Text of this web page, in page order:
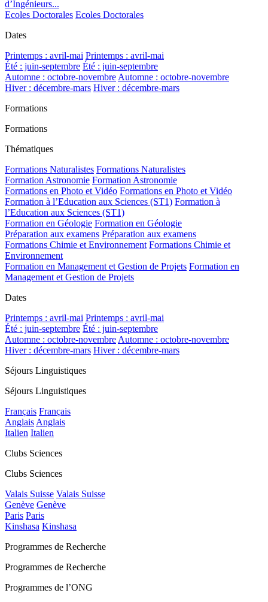
d’Ingénieurs...
Ecoles Doctorales Ecoles Doctorales
Dates
Printemps : avril-mai Printemps : avril-mai
Été : juin-septembre Été : juin-septembre
Automne : octobre-novembre Automne : octobre-novembre
Hiver : décembre-mars Hiver : décembre-mars
Formations
Formations
Thématiques
Formations Naturalistes Formations Naturalistes
Formation Astronomie Formation Astronomie
Formations en Photo et Vidéo Formations en Photo et Vidéo
Formation à l’Education aux Sciences (ST1) Formation à
l’Education aux Sciences (ST1)
Formation en Géologie Formation en Géologie
Préparation aux examens Préparation aux examens
Formations Chimie et Environnement Formations Chimie et
Environnement
Formation en Management et Gestion de Projets Formation en
Management et Gestion de Projets
Dates
Printemps : avril-mai Printemps : avril-mai
Été : juin-septembre Été : juin-septembre
Automne : octobre-novembre Automne : octobre-novembre
Hiver : décembre-mars Hiver : décembre-mars
Séjours Linguistiques
Séjours Linguistiques
Français Français
Anglais Anglais
Italien Italien
Clubs Sciences
Clubs Sciences
Valais Suisse Valais Suisse
Genève Genève
Paris Paris
Kinshasa Kinshasa
Programmes de Recherche
Programmes de Recherche
Programmes de l’ONG